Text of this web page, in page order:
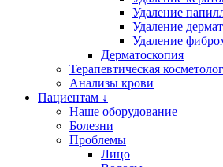
Удаление
Удаление
Удаление
Дерматоскопия
Терапевтическая
Анализы крови
Пациентам ↓
Наше оборудование
Болезни
Проблемы
Лицо